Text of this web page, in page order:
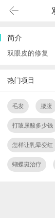
简介
双眼皮的修复
热门项目
毛发 腰腹
打玻尿酸多少钱
怎样让乳晕变红
蝴蝶斑治疗